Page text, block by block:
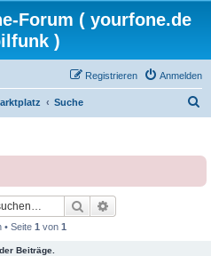
Forum ( yourfone.de
)
Anmelden
Registrieren
Suche
e
Suche
• Seite 1 von 1
Beiträge.